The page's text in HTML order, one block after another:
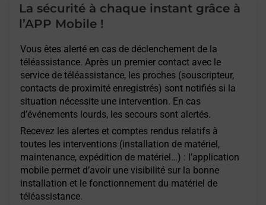
La sécurité à chaque instant grâce à
l’APP Mobile !
Vous êtes alerté en cas de déclenchement de la
téléassistance. Après un premier contact avec le
service de téléassistance, les proches (souscripteur,
contacts de proximité enregistrés) sont notifiés si la
situation nécessite une intervention. En cas
d’événements lourds, les secours sont alertés.
Recevez les alertes et comptes rendus relatifs à
toutes les interventions (installation de matériel,
maintenance, expédition de matériel…) : l’application
mobile permet d’avoir une visibilité sur la bonne
installation et le fonctionnement du matériel de
téléassistance.